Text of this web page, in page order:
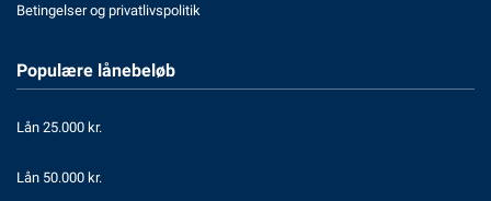
Betingelser og privatlivspolitik
Populære lånebeløb
Lån 25.000 kr.
Lån 50.000 kr.